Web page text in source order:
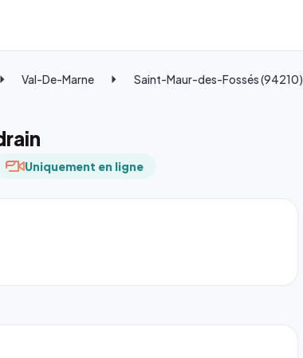
Val-De-Marne Saint-Maur-des-Fossés (94210)
Uniquement en ligne